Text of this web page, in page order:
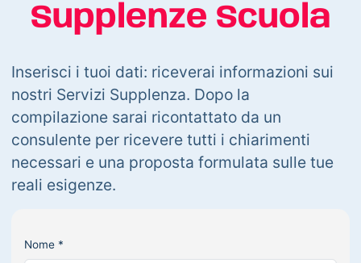
Supplenze Scuola
Inserisci i tuoi dati: riceverai informazioni sui
nostri Servizi Supplenza. Dopo la
compilazione sarai ricontattato da un
consulente per ricevere tutti i chiarimenti
necessari e una proposta formulata sulle tue
reali esigenze.
Nome *